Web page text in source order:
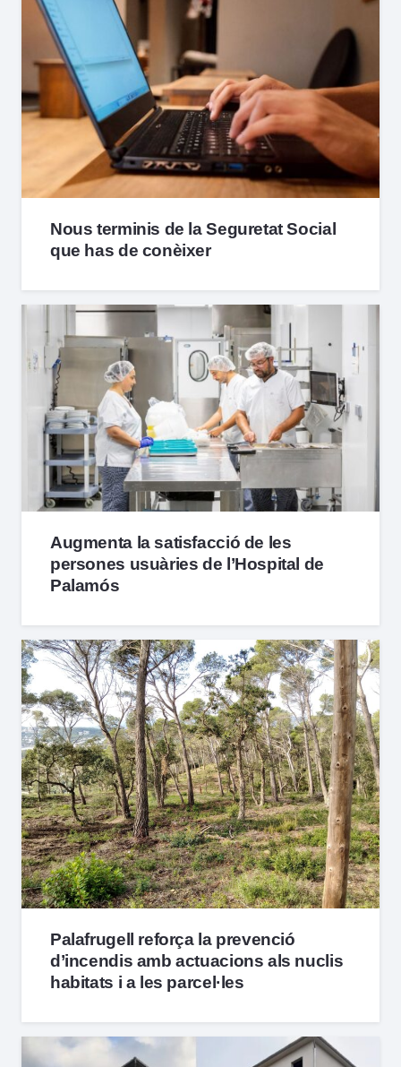
Nous terminis de la Seguretat Social
que has de conèixer
Augmenta la satisfacció de les
persones usuàries de l’Hospital de
Palamós
Palafrugell reforça la prevenció
d’incendis amb actuacions als nuclis
habitats i a les parcel·les